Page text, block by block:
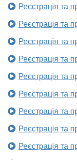
Реєстрація та
Реєстрація та
Реєстрація та
Реєстрація та
Реєстрація та
Реєстрація та
Реєстрація та
Реєстрація та
Реєстрація та